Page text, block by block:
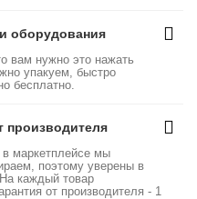
оборудования
вам нужно это нажать
упакуем, быстро
бесплатно.
производителя
маркетплейсе мы
поэтому уверены в
каждый товар
от производителя - 1